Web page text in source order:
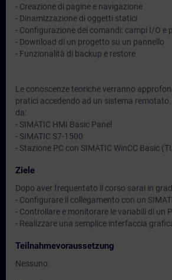
- Creazione di pagine e navigazione
- Dinamizzazione di oggetti statici
- Configurazione dei comandi: campi I/O e
- Download di un progetto su un pannello
- Funzionalità di backup e restore
Le conoscenze teoriche verranno
pratici accedendo ad un sistema
da:
- SIMATIC HMI Basic Panel
- SIMATIC S7-1500
- Stazione PC con SIMATIC WinCC Basic
Ziele
Dopo aver frequentato il corso sarai in
- Configurare il collegamento con un
- Controllare e monitorare le variabili di un
- Realizzare una semplice interfaccia
Teilnahmevoraussetzung
Nessuno.